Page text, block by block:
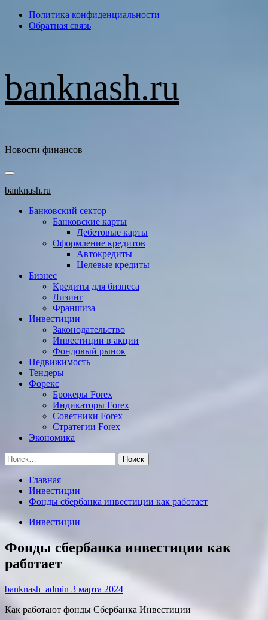
ПерейтиПолитика конфиденциальности
Обратная связь
banknash.ru
Новости финансов
Основное
меню
banknash.ru
Банковский сектор
Банковские карты
Дебетовые карты
Оформление кредитов
Автокредиты
Целевые кредиты
Бизнес
Кредиты для бизнеса
Лизинг
Франшиза
Инвестиции
Законодательство
Инвестиции в акции
Фондовый рынок
Недвижимость
Тендеры
Форекс
Брокеры Forex
Индикаторы Forex
Советники Forex
Стратегии Forex
Экономика
Найти:
Главная
Инвестиции
Фонды сбербанка инвестиции как работает
Инвестиции
Фонды сбербанка инвестиции как
работает
banknash_admin 3 марта 2024
Как работают фонды Сбербанка Инвестиции